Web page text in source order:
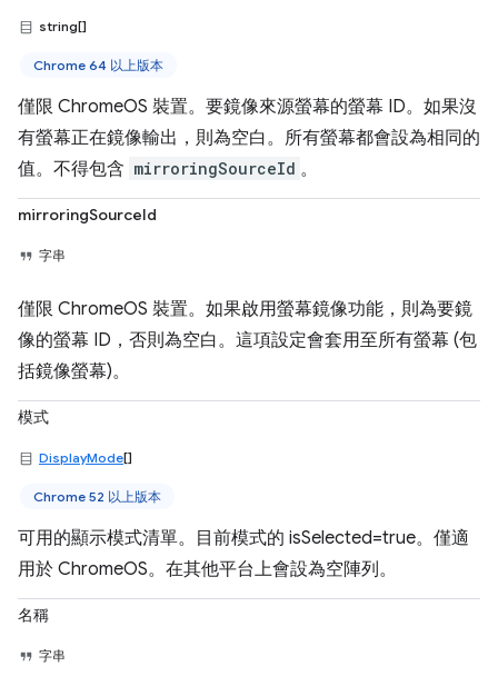
string[]
Chrome 64 以上版本
僅限 ChromeOS 裝置。要鏡像來源螢幕的螢幕 ID。如果沒
有螢幕正在鏡像輸出，則為空白。所有螢幕都會設為相同的
值。不得包含 mirroringSourceId 。
mirroringSourceId
字串
僅限 ChromeOS 裝置。如果啟用螢幕鏡像功能，則為要鏡
像的螢幕 ID，否則為空白。這項設定會套用至所有螢幕 (包
括鏡像螢幕)。
模式
DisplayMode[]
Chrome 52 以上版本
可用的顯示模式清單。目前模式的 isSelected=true。僅適
用於 ChromeOS。在其他平台上會設為空陣列。
名稱
字串